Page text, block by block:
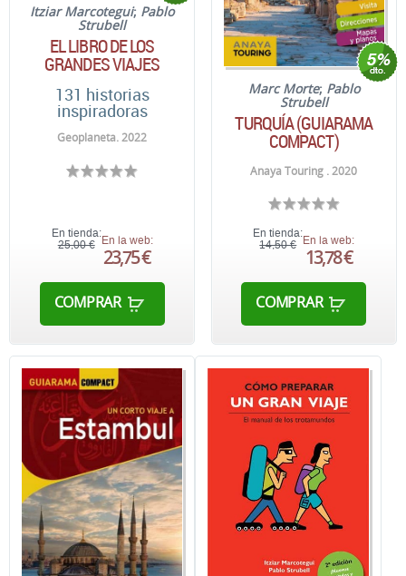
Itziar Marcotegui; Pablo
Strubell
EL LIBRO DE LOS
GRANDES VIAJES
131 historias
inspiradoras
Geoplaneta. 2022
En tienda:
25,00 € En la web:
23,75 €
COMPRAR
Marc Morte; Pablo
Strubell
TURQUÍA (GUIARAMA
COMPACT)
Anaya Touring . 2020
En tienda:
14,50 €
En la web:
13,78 €
COMPRAR